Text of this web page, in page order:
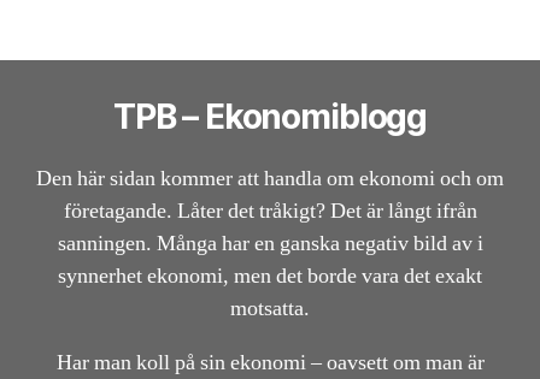
TPB – Ekonomiblogg
Den här sidan kommer att handla om ekonomi och om
företagande. Låter det tråkigt? Det är långt ifrån
sanningen. Många har en ganska negativ bild av i
synnerhet ekonomi, men det borde vara det exakt
motsatta.
Har man koll på sin ekonomi – oavsett om man är